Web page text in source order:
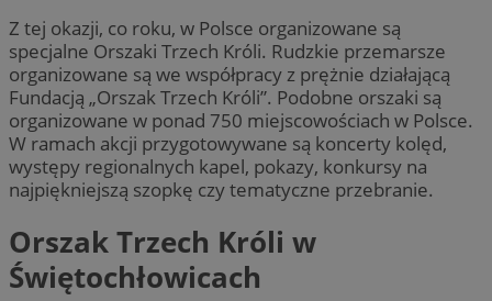
Z tej okazji, co roku, w Polsce organizowane są
specjalne Orszaki Trzech Króli. Rudzkie przemarsze
organizowane są we współpracy z prężnie działającą
Fundacją „Orszak Trzech Króli”. Podobne orszaki są
organizowane w ponad 750 miejscowościach w Polsce.
W ramach akcji przygotowywane są koncerty kolęd,
występy regionalnych kapel, pokazy, konkursy na
najpiękniejszą szopkę czy tematyczne przebranie.
Orszak Trzech Króli w
Świętochłowicach